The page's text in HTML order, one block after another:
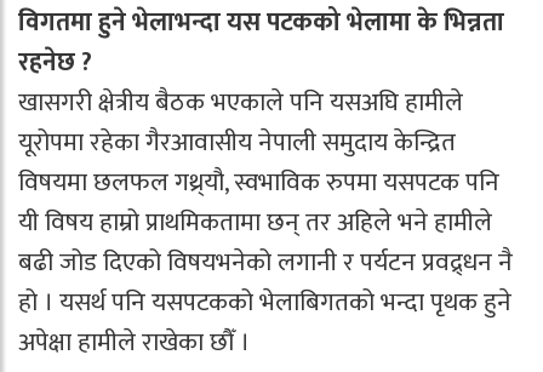
विगतमा हुने भेलाभन्दा यस पटकको भेलामा के भिन्नता
रहनेछ ?
खासगरी क्षेत्रीय बैठक भएकाले पनि यसअघि हामीले
यूरोपमा रहेका गैरआवासीय नेपाली समुदाय केन्द्रित
विषयमा छलफल गथ्र्यौ, स्वभाविक रुपमा यसपटक पनि
यी विषय हाम्रो प्राथमिकतामा छन् तर अहिले भने हामीले
बढी जोड दिएको विषयभनेको लगानी र पर्यटन प्रवद्र्धन नै
हो । यसर्थ पनि यसपटकको भेलाबिगतको भन्दा पृथक हुने
अपेक्षा हामीले राखेका छौँ ।